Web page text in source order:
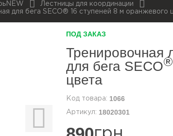
Лестницы для координации
для бега SECO® 16 ступеней 8 м оранжевого
ПОД ЗАКАЗ
Тренировочная
для бега SECO®
цвета
1066
18020301